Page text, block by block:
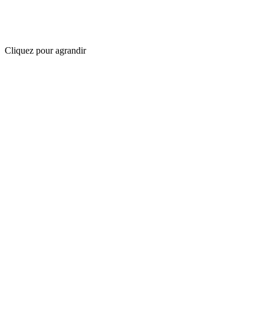
Cliquez pour agrandir